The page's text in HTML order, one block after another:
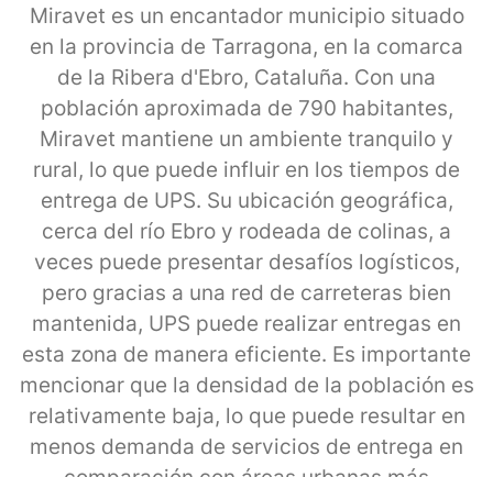
Miravet es un encantador municipio situado
en la provincia de Tarragona, en la comarca
de la Ribera d'Ebro, Cataluña. Con una
población aproximada de 790 habitantes,
Miravet mantiene un ambiente tranquilo y
rural, lo que puede influir en los tiempos de
entrega de UPS. Su ubicación geográfica,
cerca del río Ebro y rodeada de colinas, a
veces puede presentar desafíos logísticos,
pero gracias a una red de carreteras bien
mantenida, UPS puede realizar entregas en
esta zona de manera eficiente. Es importante
mencionar que la densidad de la población es
relativamente baja, lo que puede resultar en
menos demanda de servicios de entrega en